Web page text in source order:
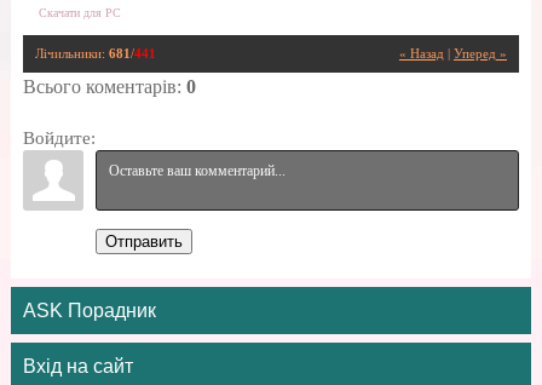
Скачати для PC
« Назад Уперед »
Лічильники: 681 /441
Всього коментарів: 0
Войдите:
Отправить
ASK Порадник
Вхід на сайт